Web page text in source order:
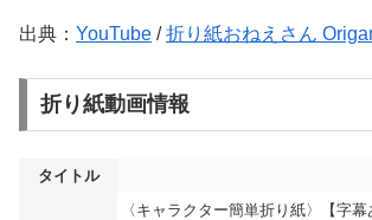
出典： YouTube /折り紙おねえさん
折り紙動画情報
タイトル
〈キャラクター簡単折り紙〉【字幕